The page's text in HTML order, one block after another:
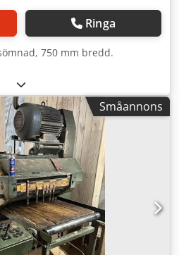
Ringa
750 mm bredd.
Småannons